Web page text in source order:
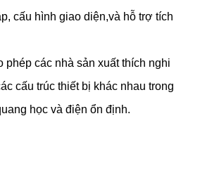
cấu hình giao diện,và hỗ trợ tích
phép các nhà sản xuất thích nghi
cấu trúc thiết bị khác nhau trong
học và điện ổn định.